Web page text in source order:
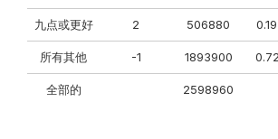
九点或更好 2 506880
所有其他 -1 1893900
全部的 2598960